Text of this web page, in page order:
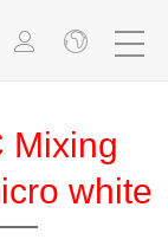
Mixing
white